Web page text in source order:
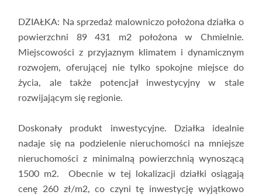
DZIAŁKA: Na sprzedaż malowniczo położona działka o
powierzchni 89 431 m2 położona w Chmielnie.
Miejscowości z przyjaznym klimatem i dynamicznym
rozwojem, oferującej nie tylko spokojne miejsce do
życia, ale także potencjał inwestycyjny w stale
rozwijającym się regionie.
Doskonały produkt inwestycyjne. Działka idealnie
nadaje się na podzielenie nieruchomości na mniejsze
nieruchomości z minimalną powierzchnią wynoszącą
1500 m2. Obecnie w tej lokalizacji działki osiągają
cenę 260 zł/m2, co czyni tę inwestycję wyjątkowo